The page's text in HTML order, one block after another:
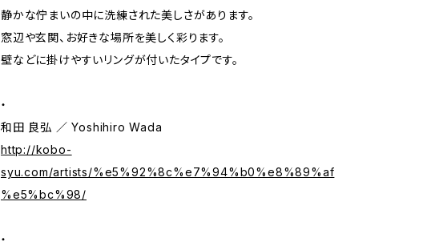
静かな佇まいの中に洗練された美しさがあります。
窓辺や玄関、お好きな場所を美しく彩ります。
壁などに掛けやすいリングが付いたタイプです。
・
和田 良弘 ／ Yoshihiro Wada
http://kobo-
syu.com/artists/%e5%92%8c%e7%94%b0%e8%89%af
%e5%bc%98/
・